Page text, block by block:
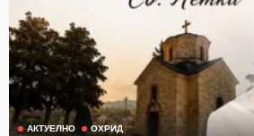
АКТУЕЛНО ОХРИД